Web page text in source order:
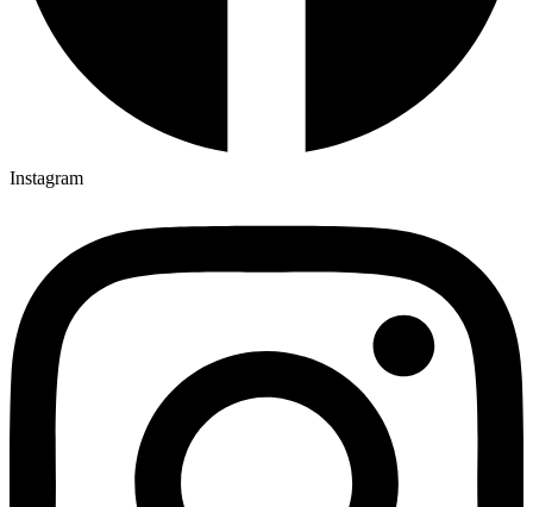
Instagram